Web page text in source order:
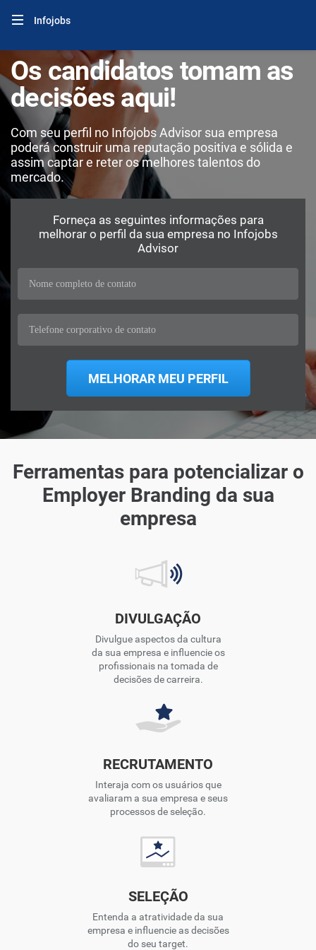
Infojobs
Os candidatos tomam as
decisões aqui!
Com seu perfil no Infojobs Advisor sua empresa
poderá construir uma reputação positiva e sólida e
assim captar e reter os melhores talentos do
mercado.
Forneça as seguintes informações para
melhorar o perfil da sua empresa no Infojobs
Advisor
Ferramentas para potencializar o
Employer Branding da sua
empresa
DIVULGAÇÃO
Divulgue aspectos da cultura
da sua empresa e influencie os
profissionais na tomada de
decisões de carreira.
RECRUTAMENTO
Interaja com os usuários que
avaliaram a sua empresa e seus
processos de seleção.
SELEÇÃO
Entenda a atratividade da sua
empresa e influencie as decisões
do seu target.